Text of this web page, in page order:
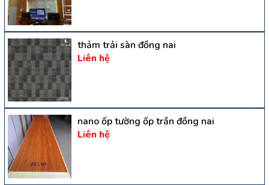
thảm trải sàn đồng nai
Liên hệ
nano ốp tường ốp trần đồng nai
Liên hệ